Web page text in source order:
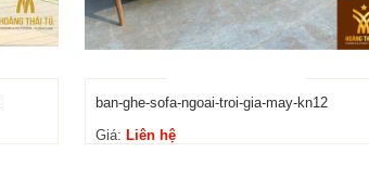
ban-ghe-sofa-ngoai-troi-gia-may-kn12
Giá: Liên hệ